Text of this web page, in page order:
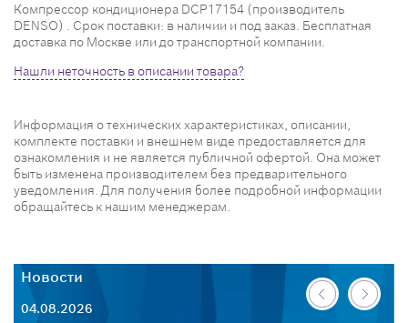
Компрессор кондиционера DCP17154 (производитель
DENSO) . Срок поставки: в наличии и под заказ. Бесплатная
доставка по Москве или до транспортной компании.
Нашли неточность в описании товара?
Информация о технических характеристиках, описании,
комплекте поставки и внешнем виде предоставляется для
ознакомления и не является публичной офертой. Она может
быть изменена производителем без предварительного
уведомления. Для получения более подробной информации
обращайтесь к нашим менеджерам.
Новости
04.08.2026